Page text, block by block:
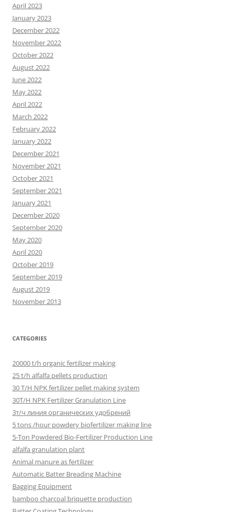
April 2023
January 2023
December 2022
November 2022
October 2022
August 2022
June 2022
May 2022
April 2022
March 2022
February 2022
January 2022
December 2021
November 2021
October 2021
September 2021
January 2021
December 2020
September 2020
May 2020
April 2020
October 2019
September 2019
August 2019
November 2013
CATEGORIES
20000 t/h organic fertilizer making
25 t/h alfalfa pellets production
30 T/H NPK fertilizer pellet making system
30T/H NPK Fertilizer Granulation Line
3т/ч линия органических удобрений
5 tons /hour powdery biofertilizer making line
5-Ton Powdered Bio-Fertilizer Production Line
alfalfa granulation plant
Animal manure as fertilizer
Automatic Batter Breading Machine
Bagging Equipment
bamboo charcoal briquette production